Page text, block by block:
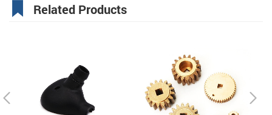
Related Products